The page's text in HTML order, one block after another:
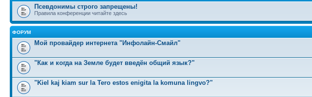
Псевдонимы строго запрещены!
Правила конференции читайте здесь
ФОРУМ
Мой провайдер интернета "Инфолайн-Смайл"
"Как и когда на Земле будет введён общий язык?"
"Kiel kaj kiam sur la Tero estos enigita la komuna lingvo?"